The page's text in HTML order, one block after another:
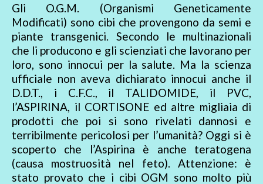
Gli O.G.M. (Organismi Geneticamente
Modificati) sono cibi che provengono da semi e
piante transgenici. Secondo le multinazionali
che li producono e gli scienziati che lavorano per
loro, sono innocui per la salute. Ma la scienza
ufficiale non aveva dichiarato innocui anche il
D.D.T., i C.F.C., il TALIDOMIDE, il PVC,
l’ASPIRINA, il CORTISONE ed altre migliaia di
prodotti che poi si sono rivelati dannosi e
terribilmente pericolosi per l’umanità? Oggi si è
scoperto che l’Aspirina è anche teratogena
(causa mostruosità nel feto). Attenzione: è
stato provato che i cibi OGM sono molto più